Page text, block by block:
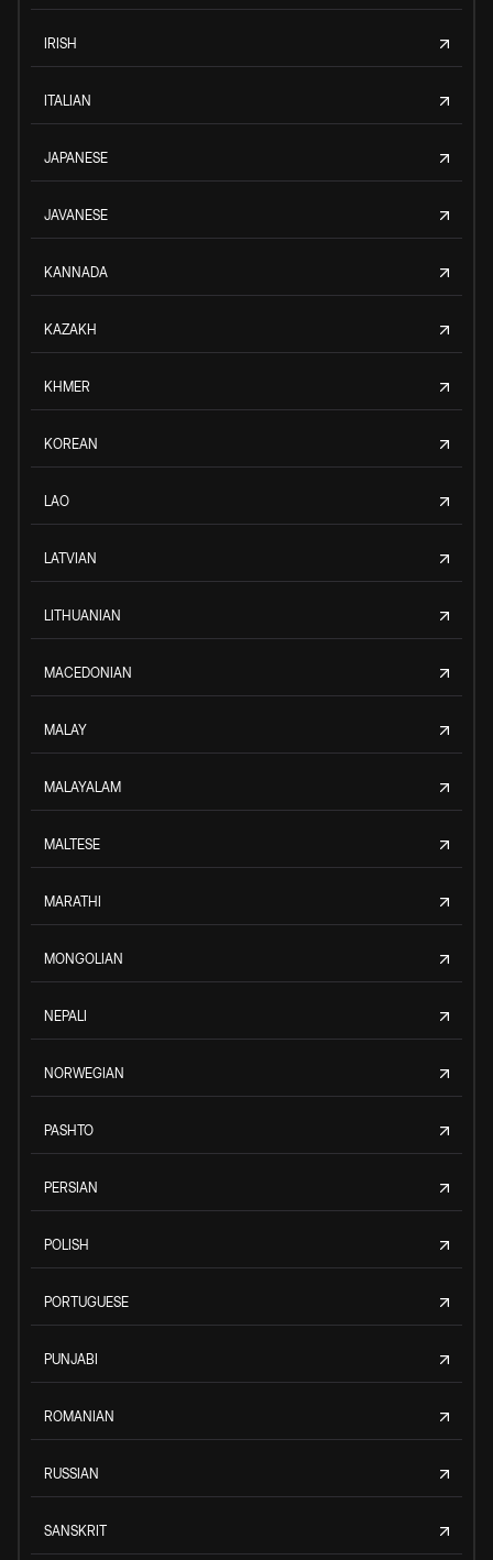
IRISH
ITALIAN
JAPANESE
JAVANESE
KANNADA
KAZAKH
KHMER
KOREAN
LAO
LATVIAN
LITHUANIAN
MACEDONIAN
MALAY
MALAYALAM
MALTESE
MARATHI
MONGOLIAN
NEPALI
NORWEGIAN
PASHTO
PERSIAN
POLISH
PORTUGUESE
PUNJABI
ROMANIAN
RUSSIAN
SANSKRIT